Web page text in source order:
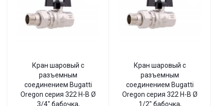
Кран шаровый с
разъемным
соединением Bugatti
Oregon серия 322 Н-В Ø
3/4" бабочка,
Кран шаровый с
разъемным
соединением Bugatti
Oregon серия 322 Н-В Ø
1/2" бабочка,